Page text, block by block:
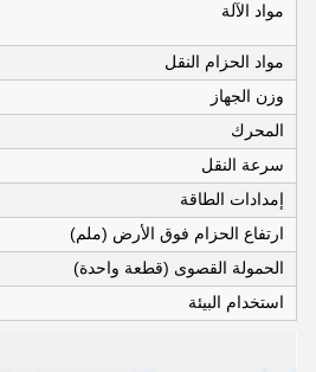
مواد الآلة
مواد الحزام النقل
وزن الجهاز
المحرك
سرعة النقل
إمدادات الطاقة
ارتفاع الحزام فوق الأرض (ملم)
الحمولة القصوى (قطعة واحدة)
استخدام البيئة